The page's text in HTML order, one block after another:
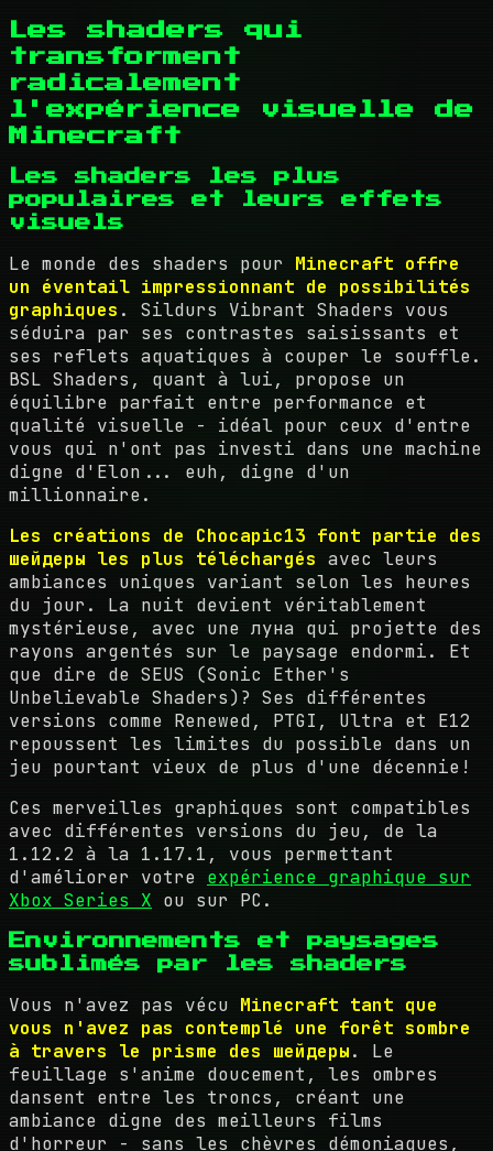
Les shaders qui
transforment
radicalement
l'expérience visuelle de
Minecraft
Les shaders les plus
populaires et leurs effets
visuels
Le monde des shaders pour Minecraft offre
un éventail impressionnant de possibilités
graphiques . Sildurs Vibrant Shaders vous
séduira par ses contrastes saisissants et
ses reflets aquatiques à couper le souffle.
BSL Shaders, quant à lui, propose un
équilibre parfait entre performance et
qualité visuelle - idéal pour ceux d'entre
vous qui n'ont pas investi dans une machine
digne d'Elon... euh, digne d'un
millionnaire.
Les créations de Chocapic13 font partie des
шейдеры les plus téléchargés avec leurs
ambiances uniques variant selon les heures
du jour. La nuit devient véritablement
mystérieuse, avec une луна qui projette des
rayons argentés sur le paysage endormi. Et
que dire de SEUS (Sonic Ether's
Unbelievable Shaders)? Ses différentes
versions comme Renewed, PTGI, Ultra et E12
repoussent les limites du possible dans un
jeu pourtant vieux de plus d'une décennie!
Ces merveilles graphiques sont compatibles
avec différentes versions du jeu, de la
1.12.2 à la 1.17.1, vous permettant
d'améliorer votre expérience graphique sur
Xbox Series X ou sur PC.
Environnements et paysages
sublimés par les shaders
Vous n'avez pas vécu Minecraft tant que
vous n'avez pas contemplé une forêt sombre
à travers le prisme des шейдеры. Le
feuillage s'anime doucement, les ombres
dansent entre les troncs, créant une
ambiance digne des meilleurs films
d'horreur - sans les chèvres démoniaques,